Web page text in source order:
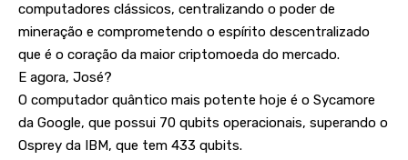
computadores clássicos, centralizando o poder de
mineração e comprometendo o espírito descentralizado
que é o coração da maior criptomoeda do mercado.
E agora, José?
O computador quântico mais potente hoje é o Sycamore
da Google, que possui 70 qubits operacionais, superando o
Osprey da IBM, que tem 433 qubits.